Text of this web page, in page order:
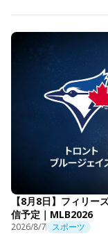
【8月8日】フィリ
信予定｜MLB2026
2026/8/7 スポーツ